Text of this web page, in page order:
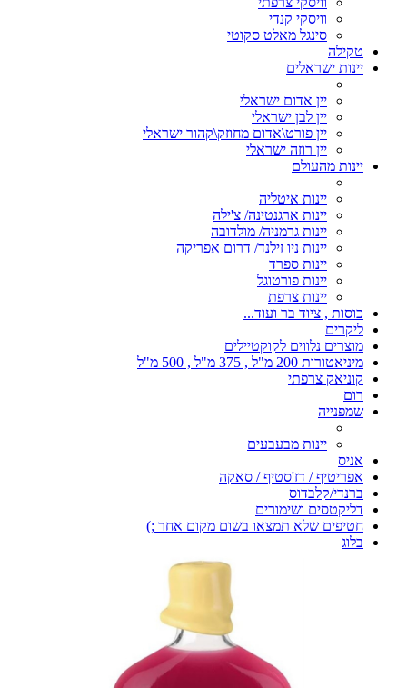
וויסקי קנדי
סינגל מאלט סקוטי
טקילה
יינות ישראלים
יין אדום ישראלי
יין לבן ישראלי
יין פורט\אדום מחוזק\קהור ישראלי
יין רוזה ישראלי
יינות מהעולם
יינות איטליה
יינות ארגנטינה/ צ'ילה
יינות גרמניה/ מולדובה
יינות ניו זילנד/ דרום אפריקה
יינות ספרד
יינות פורטוגל
יינות צרפת
כוסות , ציוד בר ועוד...
ליקרים
מוצרים נלווים לקוקטיילים
מיניאטורות 200 מ"ל , 375 מ"ל , 500 מ"ל
קוניאק צרפתי
רום
שמפנייה
יינות מבעבעים
אניס
אפריטיף / דז'סטיף / סאקה
ברנדי/קלבדוס
דליקטסים ושימורים
חטיפים שלא תמצאו בשום מקום אחר ;)
בלוג